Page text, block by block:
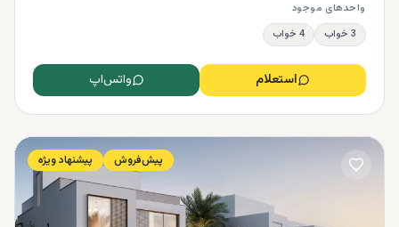
واحدهای موجود
3 خواب
4 خواب
استعلام واتس‌اپ
پیش‌فروش پیشنهاد ویژه